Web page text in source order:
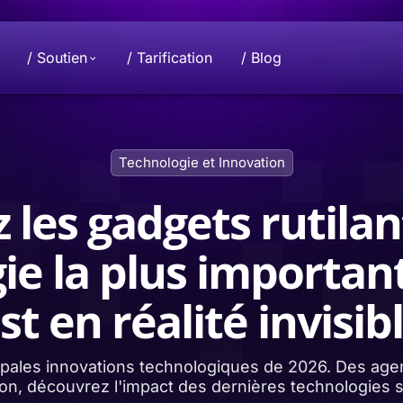
/ Soutien / Tarification / Blog
Protégez
stockage
Mission
Ensemble, nous faisons progresser
protection de la vie privée. Vos données
de créer un outil
jusqu'au projet
Faire une donation
Vous souhaitez faire un don ? Prenez
avec nous pour contribuer.
Technologie et Innovation
les gadgets
la plus
en réalité
innovations technologiques de 2026. Des
découvrez l'impact des dernières technologies